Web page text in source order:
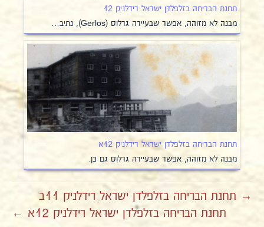
תחנת הבריחה בזלפלדן ישראל רידלניק 12
מבנה לא מזוהה, אפשר שבעיירה גרלוס (Gerlos), נתיב…
תחנת הבריחה בזלפלדן ישראל רידלניק 12א
מבנה לא מזוהה, אפשר שבעיירה גרלוס גם כן.
→ תחנת הבריחה בזלפלדן ישראל רידלניק 11ב
תחנת הבריחה בזלפלדן ישראל רידלניק 12א ←